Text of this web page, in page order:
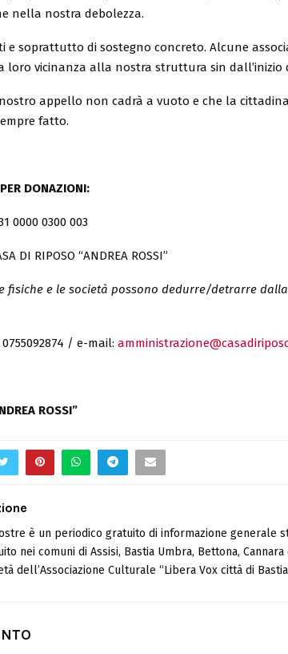
nella nostra debolezza.
e soprattutto di sostegno concreto. Alcune
loro vicinanza alla nostra struttura sin dall’inizio
appello non cadrà a vuoto e che la
fatto.
DONAZIONI:
0000 0300 003
DI RIPOSO “ANDREA ROSSI”
fisiche e le società possono dedurre/detrarre
0755092874 / e-mail:
ROSSI”
è un periodico gratuito di informazione generale
nei comuni di Assisi, Bastia Umbra, Bettona,
dell’Associazione Culturale “Libera Vox città di Bastia